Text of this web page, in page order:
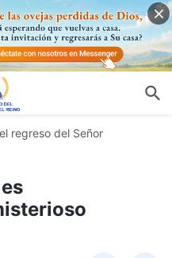
regreso del Señor